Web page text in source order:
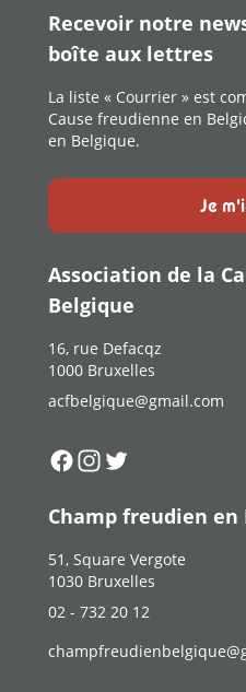
Recevoir notre
boîte aux lettres
La liste « Courrier » est
Cause freudienne en
en Belgique.
Je
Association de la
Belgique
16, rue Defacqz
1000 Bruxelles
acfbelgique@gmail.com
Suivez-nous sur
Suivez-nous sur
Suivez-nous sur
Champ freudien en
51, Square Vergote
1030 Bruxelles
02 - 732 20 12